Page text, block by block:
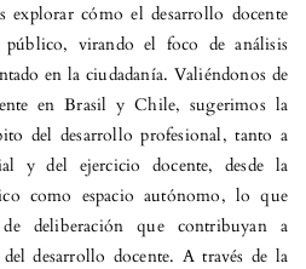
explorar cómo el desarrollo docente
público, virando el foco de análisis
en la ciudadanía. Valiéndonos de
en Brasil y Chile, sugerimos la
del desarrollo profesional, tanto a
y del ejercicio docente, desde la
como espacio autónomo, lo que
deliberación que contribuyan a
desarrollo docente. A través de la